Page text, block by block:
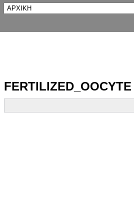
FERTILIZED_OOCYTE